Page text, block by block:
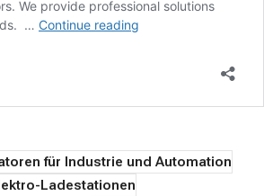
für Industrie und Automation
Ladestationen